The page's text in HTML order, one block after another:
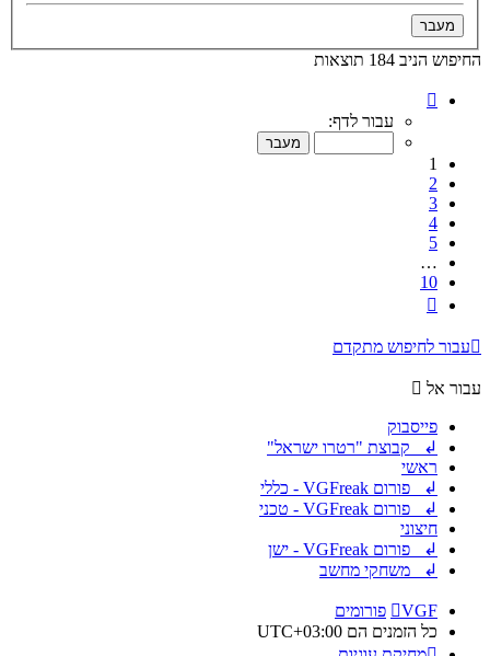
החיפוש הניב 184 תוצאות
מתוך
עבור לדף:
1
2
3
4
5
…
10
עבור לחיפוש מתקדם
עבור אל
פייסבוק
↲ קבוצת "רטרו ישראל"
ראשי
↲ פורום VGFreak - כללי
↲ פורום VGFreak - טכני
חיצוני
↲ פורום VGFreak - ישן
↲ משחקי מחשב
VGF
פורומים
כל הזמנים הם UTC+03:00